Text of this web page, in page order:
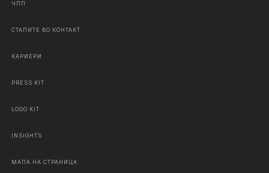
ЧПП
СТАПИТЕ ВО КОНТАКТ
КАРИЕРИ
PRESS KIT
LOGO KIT
INSIGHTS
МАПА НА СТРАНИЦА